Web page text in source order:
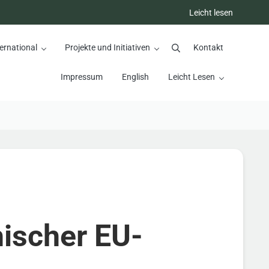
Leicht lesen
Projekte und Initiativen SuchenKontakt
Impressum English Leicht Lesen
EU-